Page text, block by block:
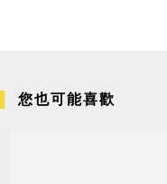
您也可能喜歡